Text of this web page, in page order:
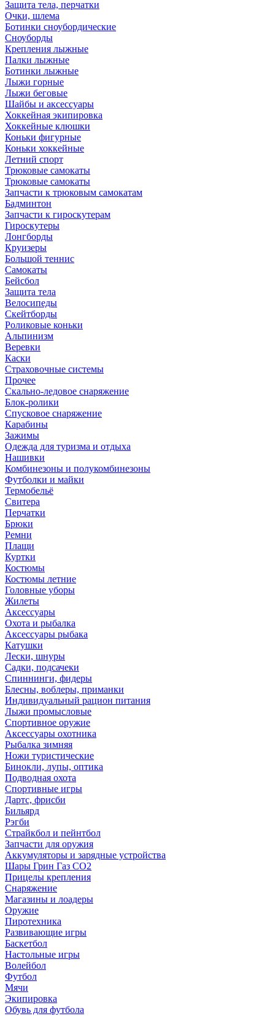
Защита тела, перчатки
Очки, шлема
Ботинки сноубордические
Сноуборды
Крепления лыжные
Палки лыжные
Ботинки лыжные
Лыжи горные
Лыжи беговые
Шайбы и аксессуары
Хоккейная экипировка
Хоккейные клюшки
Коньки фигурные
Коньки хоккейные
Летний спорт
Трюковые самокаты
Трюковые самокаты
Запчасти к трюковым самокатам
Бадминтон
Запчасти к гироскутерам
Гироскутеры
Лонгборды
Круизеры
Большой теннис
Самокаты
Бейсбол
Защита тела
Велосипеды
Скейтборды
Роликовые коньки
Альпинизм
Веревки
Каски
Страховочные системы
Прочее
Скально-ледовое снаряжение
Блок-ролики
Спусковое снаряжение
Карабины
Зажимы
Одежда для туризма и отдыха
Нашивки
Комбинезоны и полукомбинезоны
Футболки и майки
Термобельё
Свитера
Перчатки
Брюки
Ремни
Плащи
Куртки
Костюмы
Костюмы летние
Головные уборы
Жилеты
Аксессуары
Охота и рыбалка
Аксессуары рыбака
Катушки
Лески, шнуры
Садки, подсачеки
Спиннинги, фидеры
Блесны, воблеры, приманки
Индивидуальный рацион питания
Лыжи промысловые
Спортивное оружие
Аксессуары охотника
Рыбалка зимняя
Ножи туристические
Бинокли, лупы, оптика
Подводная охота
Спортивные игры
Дартс, фрисби
Бильярд
Рэгби
Страйкбол и пейнтбол
Запчасти для оружия
Аккумуляторы и зарядные устройства
Шары Грин Газ СО2
Прицелы крепления
Снаряжение
Магазины и лоадеры
Оружие
Пиротехника
Развивающие игры
Баскетбол
Настольные игры
Волейбол
Футбол
Мячи
Экипировка
Обувь для футбола